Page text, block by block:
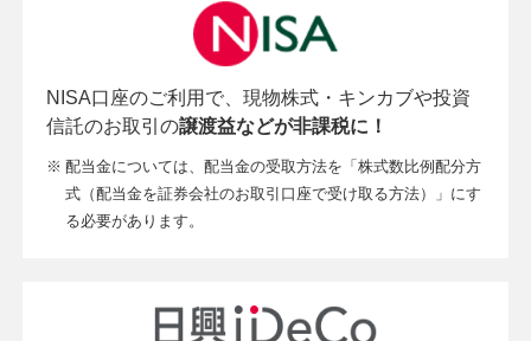
NISA口座のご利用で、現物株式・キンカブや投資
信託のお取引の譲渡益などが非課税に！
※ 配当金については、配当金の受取方法を「株式数比例配分方
式（配当金を証券会社のお取引口座で受け取る方法）」にす
る必要があります。